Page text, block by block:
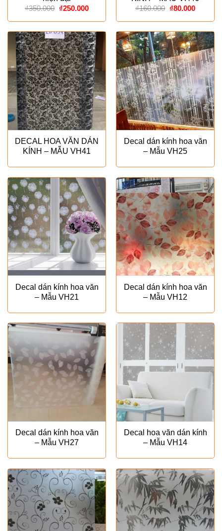
₫350.000 Giá
là:
₫350.000.
₫250.000Giá
tại
là:
₫250.000.
₫160.000 Giá
là:
₫160.000.
₫80.000Giá
tại
là:
₫80.000.
DECAL HOA VĂN DÁN
KÍNH – MẪU VH41
Decal dán kính hoa văn
– Mẫu VH25
Decal dán kính hoa văn
– Mẫu VH21
Decal dán kính hoa văn
– Mẫu VH12
Decal dán kính hoa văn
– Mẫu VH27
Decal hoa văn dán kính
– Mẫu VH14